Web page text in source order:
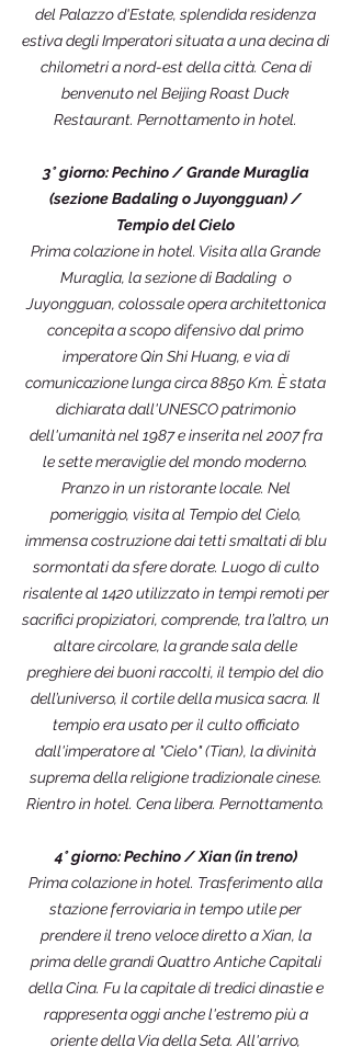
del Palazzo d'Estate, splendida residenza
estiva degli Imperatori situata a una decina di
chilometri a nord-est della città. Cena di
benvenuto nel Beijing Roast Duck
Restaurant. Pernottamento in hotel.
3° giorno: Pechino / Grande Muraglia
(sezione Badaling o Juyongguan) /
Tempio del Cielo
Prima colazione in hotel. Visita alla Grande
Muraglia, la sezione di Badaling o
Juyongguan, colossale opera architettonica
concepita a scopo difensivo dal primo
imperatore Qin Shi Huang, e via di
comunicazione lunga circa 8850 Km. È stata
dichiarata dall'UNESCO patrimonio
dell'umanità nel 1987 e inserita nel 2007 fra
le sette meraviglie del mondo moderno.
Pranzo in un ristorante locale. Nel
pomeriggio, visita al Tempio del Cielo,
immensa costruzione dai tetti smaltati di blu
sormontati da sfere dorate. Luogo di culto
risalente al 1420 utilizzato in tempi remoti per
sacrifici propiziatori, comprende, tra l’altro, un
altare circolare, la grande sala delle
preghiere dei buoni raccolti, il tempio del dio
dell’universo, il cortile della musica sacra. Il
tempio era usato per il culto officiato
dall'imperatore al "Cielo" (Tian), la divinità
suprema della religione tradizionale cinese.
Rientro in hotel. Cena libera. Pernottamento.
4° giorno: Pechino / Xian (in treno)
Prima colazione in hotel. Trasferimento alla
stazione ferroviaria in tempo utile per
prendere il treno veloce diretto a Xian, la
prima delle grandi Quattro Antiche Capitali
della Cina. Fu la capitale di tredici dinastie e
rappresenta oggi anche l'estremo più a
oriente della Via della Seta. All'arrivo,